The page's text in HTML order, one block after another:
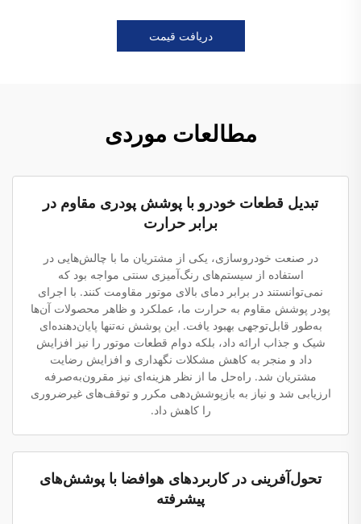
دریافت قیمت
مطالعات موردی
تبدیل قطعات خودرو با پوشش پودری مقاوم در
برابر حرارت
در صنعت خودروسازی، یکی از مشتریان ما با چالش‌هایی در
استفاده از سیستم‌های رنگ‌آمیزی سنتی مواجه بود که
نمی‌توانستند در برابر دمای بالای موتور مقاومت کنند. با اجرای
پودر پوشش مقاوم به حرارت ما، عملکرد و ظاهر محصولات آن‌ها
به‌طور قابل‌توجهی بهبود یافت. این پوشش نه‌تنها پایان‌دهنده‌ای
شیک و جذاب ارائه داد، بلکه دوام قطعات موتور را نیز افزایش
داد و منجر به کاهش مشکلات نگهداری و افزایش رضایت
مشتریان شد. راه‌حل ما از نظر هزینه‌ای نیز مقرون‌به‌صرفه
ارزیابی شد و نیاز به بازپوشش‌دهی مکرر و توقف‌های غیرضروری
را کاهش داد.
تحول‌آفرینی در کاربردهای هوافضا با پوشش‌های
پیشرفته